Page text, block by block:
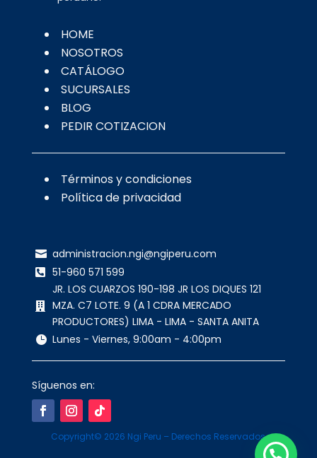
HOME
NOSOTROS
CATÁLOGO
SUCURSALES
BLOG
PEDIR COTIZACION
Términos y condiciones
Política de privacidad
 administracion.ngi@ngiperu.com
 51-960 571 599

JR. LOS CUARZOS 190-198 JR LOS DIQUES 121
MZA. C7 LOTE. 9 (A 1 CDRA MERCADO
PRODUCTORES) LIMA - LIMA - SANTA ANITA
 Lunes - Viernes, 9:00am - 4:00pm
Síguenos en:
Copyright© 2026 Ngi Peru – Derechos Reservados